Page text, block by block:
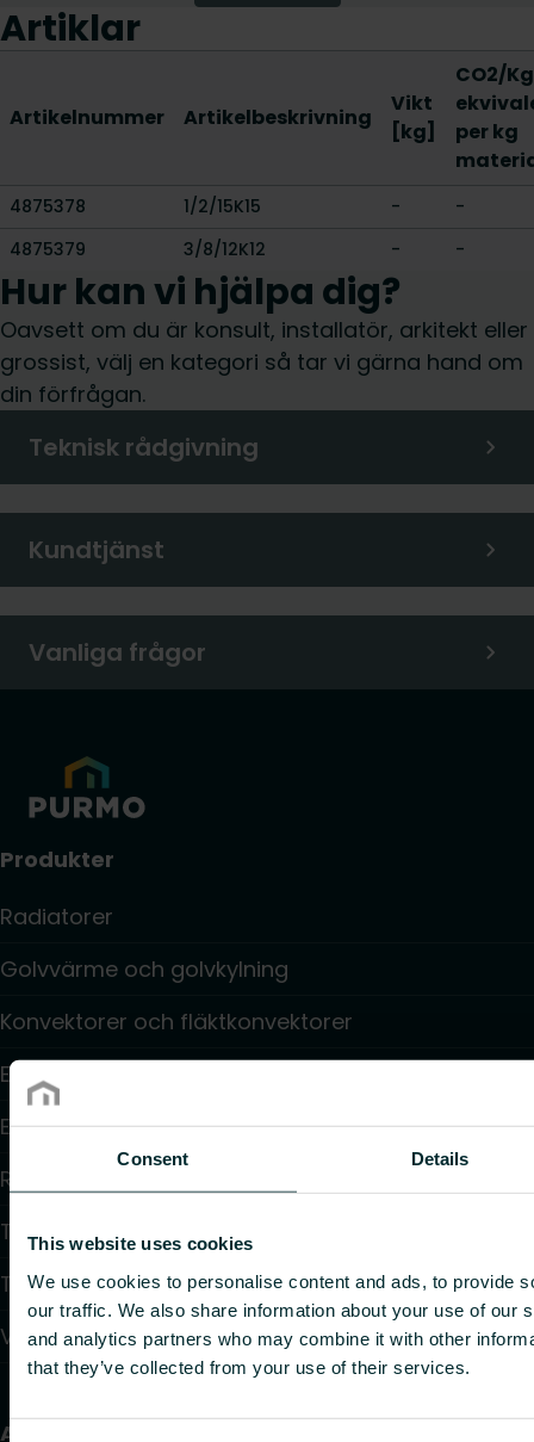
Consent Details
This website uses cookies
We use cookies to personalise content and ads, to provide
our traffic. We also share information about your use of our
and analytics partners who may combine it with other
that they’ve collected from your use of their services.
Artiklar
Artikelnummer Artikelbeskrivning
Vikt
[kg]
CO2/Kg
per kg
4875378 1/2/15K15 -
-
4875379
3/8/12K12 - -
Hur kan vi hjälpa dig?
Oavsett om du är konsult, installatör, arkitekt eller
grossist, välj en kategori så tar vi gärna hand om
din förfrågan.
Teknisk rådgivning
Kundtjänst
Vanliga frågor
Produkter
Radiatorer
Golvvärme och golvkylning
Konvektorer och fläktkonvektorer
Elektrisk uppvärmning
Elektronisk styrning
Reglering
Tappvattensystem
Takvärmesystem
Värmepumpar
Användbara länkar